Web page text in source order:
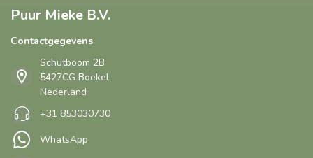
Puur Mieke B.V.
Contactgegevens
Schutboom 2B
5427CG Boekel
Nederland
+31 853030730
WhatsApp